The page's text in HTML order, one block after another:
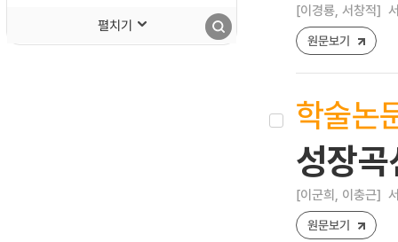
펼치기
[이경룡, 서창적]
원문보기
학술논
성장
[이군희, 이충근]
원문보기